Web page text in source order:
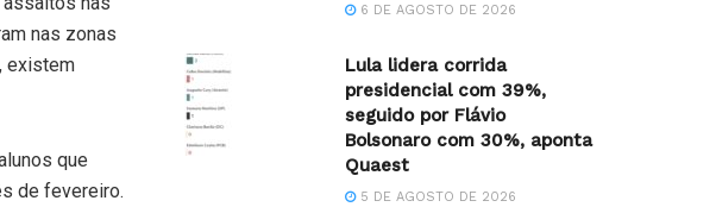
nas zonas
existem
que
de fevereiro.
6 DE AGOSTO DE 2026
Lula lidera corrida
presidencial com 39%,
seguido por Flávio
Bolsonaro com 30%, aponta
Quaest
5 DE AGOSTO DE 2026